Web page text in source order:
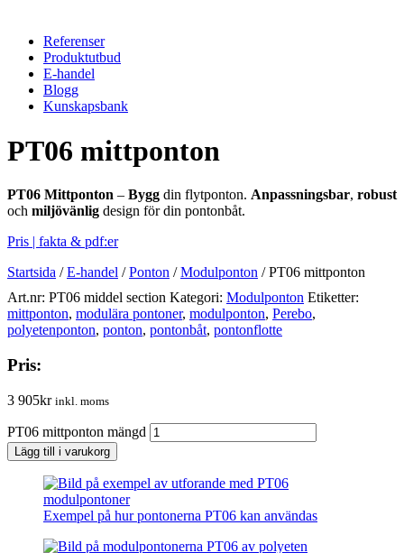
Referenser
Produktutbud
E-handel
Blogg
Kunskapsbank
PT06 mittponton
PT06 Mittponton – Bygg din flytponton. Anpassningsbar, robust
och miljövänlig design för din pontonbåt.
Pris | fakta & pdf:er
Startsida /E-handel /Ponton /Modulponton /PT06 mittponton
Art.nr: PT06 middel section Kategori: Modulponton Etiketter:
mittponton, modulära pontoner, modulponton, Perebo,
polyetenponton, ponton, pontonbåt, pontonflotte
Pris:
3 905kr inkl. moms
PT06 mittponton mängd
Lägg till i varukorg
Exempel på hur pontonerna PT06 kan användas